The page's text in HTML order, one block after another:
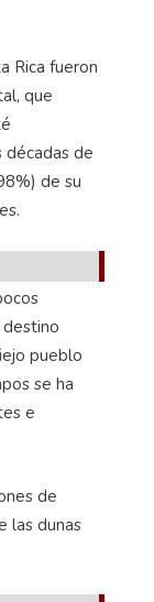
Rica fueron
que
de
de su
pueblo
se ha
e
de
las dunas